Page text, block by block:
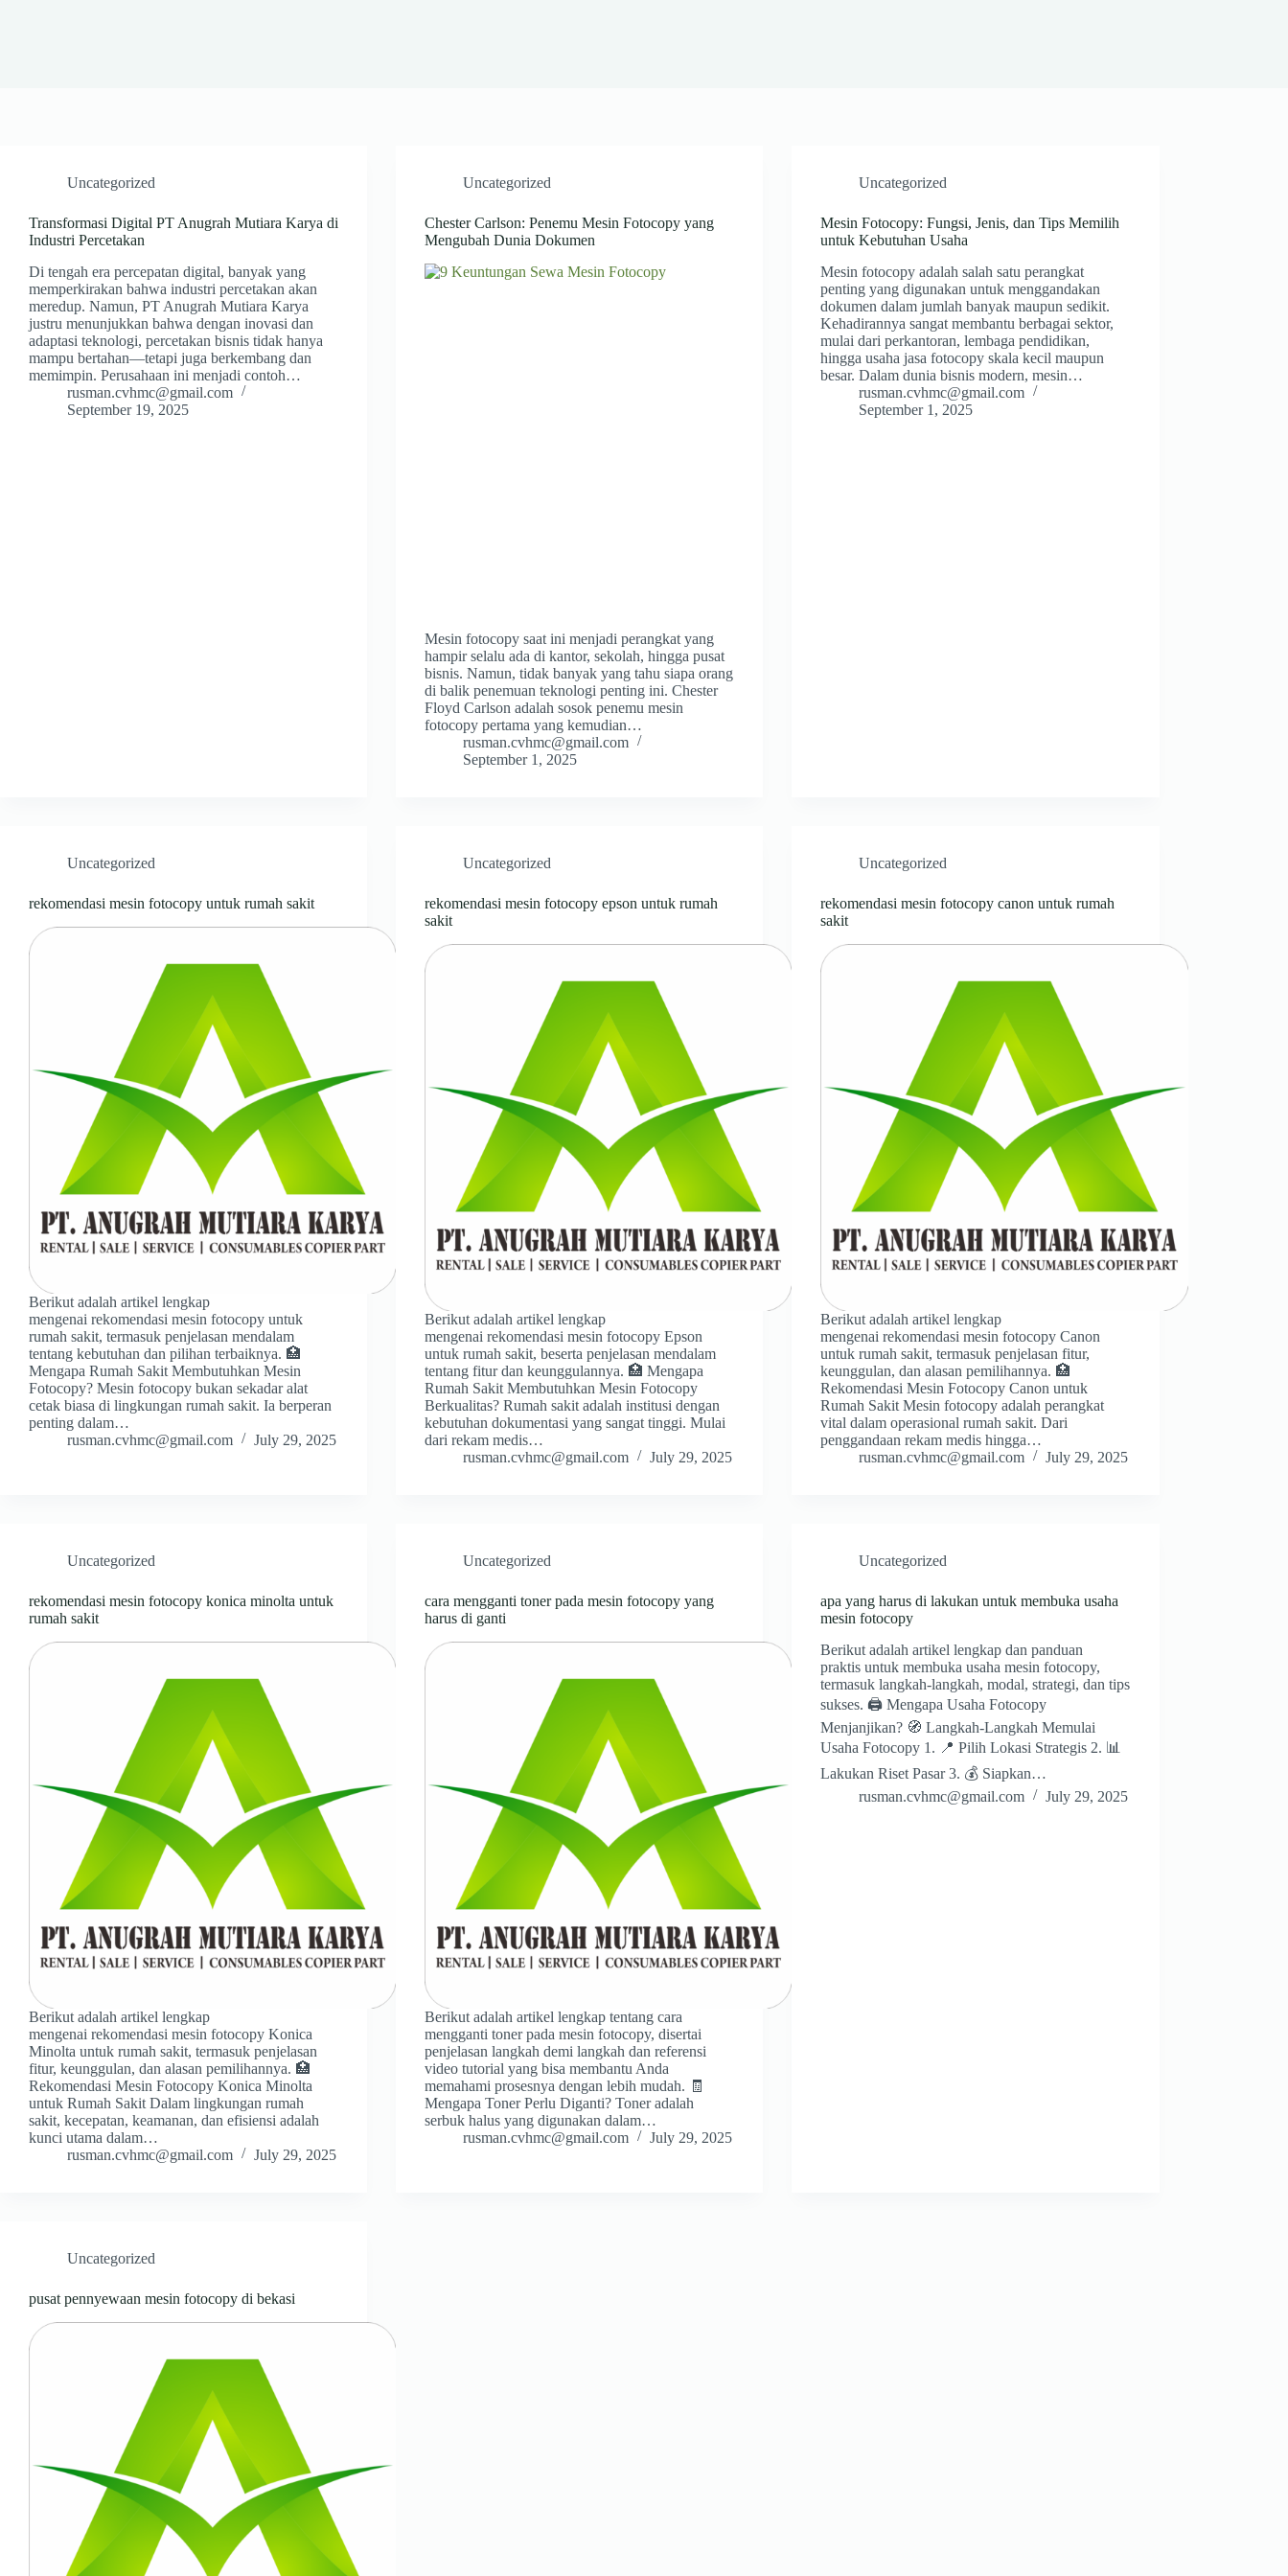
Uncategorized
Transformasi Digital PT Anugrah Mutiara Karya di
Industri Percetakan
Di tengah era percepatan digital, banyak yang
memperkirakan bahwa industri percetakan akan
meredup. Namun, PT Anugrah Mutiara Karya
justru menunjukkan bahwa dengan inovasi dan
adaptasi teknologi, percetakan bisnis tidak hanya
mampu bertahan—tetapi juga berkembang dan
memimpin. Perusahaan ini menjadi contoh…
rusman.cvhmc@gmail.com
September 19, 2025
Uncategorized
Chester Carlson: Penemu Mesin Fotocopy yang
Mengubah Dunia Dokumen
Mesin fotocopy saat ini menjadi perangkat yang
hampir selalu ada di kantor, sekolah, hingga pusat
bisnis. Namun, tidak banyak yang tahu siapa orang
di balik penemuan teknologi penting ini. Chester
Floyd Carlson adalah sosok penemu mesin
fotocopy pertama yang kemudian…
rusman.cvhmc@gmail.com
September 1, 2025
Uncategorized
Mesin Fotocopy: Fungsi, Jenis, dan Tips Memilih
untuk Kebutuhan Usaha
Mesin fotocopy adalah salah satu perangkat
penting yang digunakan untuk menggandakan
dokumen dalam jumlah banyak maupun sedikit.
Kehadirannya sangat membantu berbagai sektor,
mulai dari perkantoran, lembaga pendidikan,
hingga usaha jasa fotocopy skala kecil maupun
besar. Dalam dunia bisnis modern, mesin…
rusman.cvhmc@gmail.com
September 1, 2025
Uncategorized
rekomendasi mesin fotocopy untuk rumah sakit
Berikut adalah artikel lengkap
mengenai rekomendasi mesin fotocopy untuk
rumah sakit, termasuk penjelasan mendalam
tentang kebutuhan dan pilihan terbaiknya. 🏥
Mengapa Rumah Sakit Membutuhkan Mesin
Fotocopy? Mesin fotocopy bukan sekadar alat
cetak biasa di lingkungan rumah sakit. Ia berperan
penting dalam…
rusman.cvhmc@gmail.com
July 29, 2025
Uncategorized
rekomendasi mesin fotocopy epson untuk rumah
sakit
Berikut adalah artikel lengkap
mengenai rekomendasi mesin fotocopy Epson
untuk rumah sakit, beserta penjelasan mendalam
tentang fitur dan keunggulannya. 🏥 Mengapa
Rumah Sakit Membutuhkan Mesin Fotocopy
Berkualitas? Rumah sakit adalah institusi dengan
kebutuhan dokumentasi yang sangat tinggi. Mulai
dari rekam medis…
rusman.cvhmc@gmail.com
July 29, 2025
Uncategorized
rekomendasi mesin fotocopy canon untuk rumah
sakit
Berikut adalah artikel lengkap
mengenai rekomendasi mesin fotocopy Canon
untuk rumah sakit, termasuk penjelasan fitur,
keunggulan, dan alasan pemilihannya. 🏥
Rekomendasi Mesin Fotocopy Canon untuk
Rumah Sakit Mesin fotocopy adalah perangkat
vital dalam operasional rumah sakit. Dari
penggandaan rekam medis hingga…
rusman.cvhmc@gmail.com
July 29, 2025
Uncategorized
rekomendasi mesin fotocopy konica minolta untuk
rumah sakit
Berikut adalah artikel lengkap
mengenai rekomendasi mesin fotocopy Konica
Minolta untuk rumah sakit, termasuk penjelasan
fitur, keunggulan, dan alasan pemilihannya. 🏥
Rekomendasi Mesin Fotocopy Konica Minolta
untuk Rumah Sakit Dalam lingkungan rumah
sakit, kecepatan, keamanan, dan efisiensi adalah
kunci utama dalam…
rusman.cvhmc@gmail.com
July 29, 2025
Uncategorized
cara mengganti toner pada mesin fotocopy yang
harus di ganti
Berikut adalah artikel lengkap tentang cara
mengganti toner pada mesin fotocopy, disertai
penjelasan langkah demi langkah dan referensi
video tutorial yang bisa membantu Anda
memahami prosesnya dengan lebih mudah. 🧾
Mengapa Toner Perlu Diganti? Toner adalah
serbuk halus yang digunakan dalam…
rusman.cvhmc@gmail.com
July 29, 2025
Uncategorized
apa yang harus di lakukan untuk membuka usaha
mesin fotocopy
Berikut adalah artikel lengkap dan panduan
praktis untuk membuka usaha mesin fotocopy,
termasuk langkah-langkah, modal, strategi, dan tips
sukses. 🖨️ Mengapa Usaha Fotocopy
Menjanjikan? 🧭 Langkah-Langkah Memulai
Usaha Fotocopy 1. 📍 Pilih Lokasi Strategis 2. 📊
Lakukan Riset Pasar 3. 💰 Siapkan…
rusman.cvhmc@gmail.com
July 29, 2025
Uncategorized
pusat pennyewaan mesin fotocopy di bekasi